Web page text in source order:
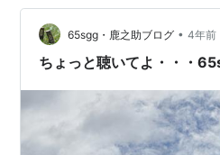
のです。 私は不得意だからで
評価から、 自分でそう決めつ
「得意で…
65sgg・鹿之助ブログ • 4年前
ちょっと聴いてよ・・・